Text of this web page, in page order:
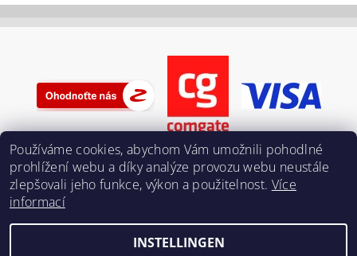
Používáme cookies, abychom Vám umožnili pohodlné
prohlížení webu a díky analýze provozu webu neustále
zlepšovali jeho funkce, výkon a použitelnost. Více
informací
INSTELLINGEN